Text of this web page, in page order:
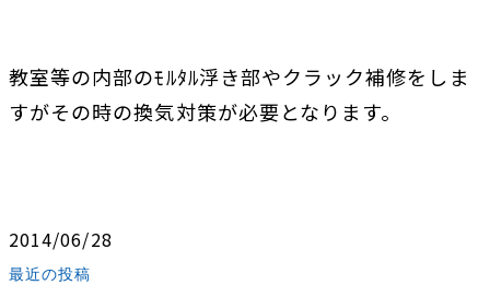
教室等の内部のﾓﾙﾀﾙ浮き部やクラック補修をしま
すがその時の換気対策が必要となります。
2014/06/28
最近の投稿